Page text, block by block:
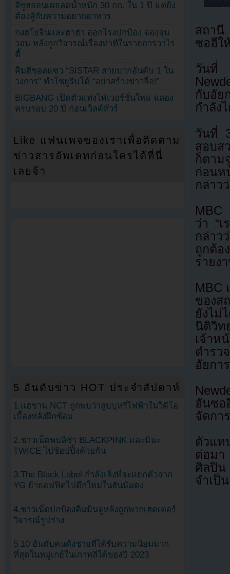
สถานี
ซอฮีใ
วันที่
กับอัย
กำลัง
วันที่
สอบส
ก็ตาม
ก่อนห
กล่าว
MBC
ว่า “
กล่าว
ถูกต้อ
รายง
MBC
ของส
ยังไ
นิติวิท
เจ้าห
ตำรว
อัยการ
ฮันซอ
จัดกา
ตัวแท
ต่อมา
ศิลปิ
จำเป็
อีซูฮยอนเผยลดน้ำหนัก 30 กก. ใน 1 ปี แต่ยัง
ต้องสู้กับความอยากอาหาร
กงฮโยจินและฮาฮ่า ออกโรงปกป้อง จองจุน
วอน หลังถูกวิจารณ์เรื่องท่าทีในรายการวาไร
ตี้
คิมฮีชอลแซว “SISTAR สายบวกอันดับ 1 ใน
วงการ” ทำโซยูรีบโต้ “อย่าสร้างข่าวลือ!”
BIGBANG เปิดตัวแท่งไฟเวอร์ชั่นใหม่ ฉลอง
ครบรอบ 20 ปี ก่อนเวิลด์ทัวร์
Like แฟนเพจของเราเพื่อติดตาม
ข่าวสารอัพเดทก่อนใครได้ที่นี่
เลยจ้า
5 อันดับข่าว HOT ประจำสัปดาห์
1.แฮชาน NCT ถูกพบว่าสูบบุหรี่ไฟฟ้าในวิดีโอ
เบื้องหลังฝึกซ้อม
2.ชาวเน็ตพบลิซ่า BLACKPINK และมินะ
TWICE ไปช้อปปิ้งด้วยกัน
3.The Black Label กำลังเล็งที่จะแยกตัวจาก
YG ย้ายอฟฟิศไปตึกใหม่ในฮันนัมดง
4.ชาวเน็ตปกป้องคิมมินจูหลังถูกพวกเฮดเตอร์
วิจารณ์รูปร่าง
5.10 อันดับคนดังชายที่ได้รับความนิยมมาก
ที่สุดในหมู่เกย์ในเกาหลีใต้ของปี 2023